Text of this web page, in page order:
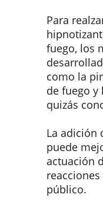
Para
fuego, los
como la
de fuego y
quizás
La adición
puede
actuación
público.